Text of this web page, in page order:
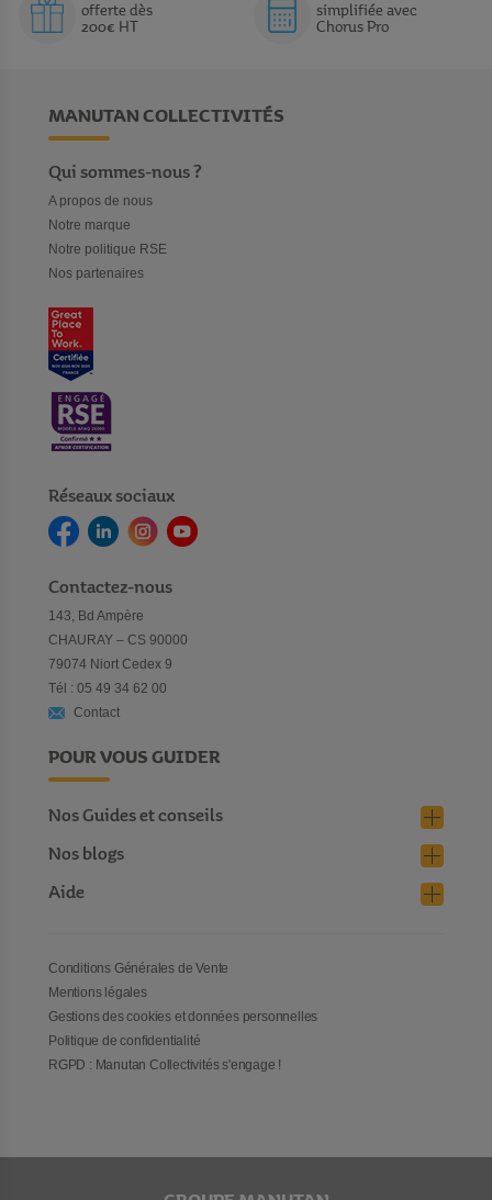
offerte dès
200€ HT
simplifiée avec
Chorus Pro
MANUTAN COLLECTIVITÉS
Qui sommes-nous ?
A propos de nous
Notre marque
Notre politique RSE
Nos partenaires
Réseaux sociaux
Contactez-nous
143, Bd Ampère
CHAURAY – CS 90000
79074 Niort Cedex 9
Tél : 05 49 34 62 00
Contact
POUR VOUS GUIDER
Nos Guides et conseils
Nos blogs
Aide
Conditions Générales de Vente
Mentions légales
Gestions des cookies et données personnelles
Politique de confidentialité
RGPD : Manutan Collectivités s'engage !